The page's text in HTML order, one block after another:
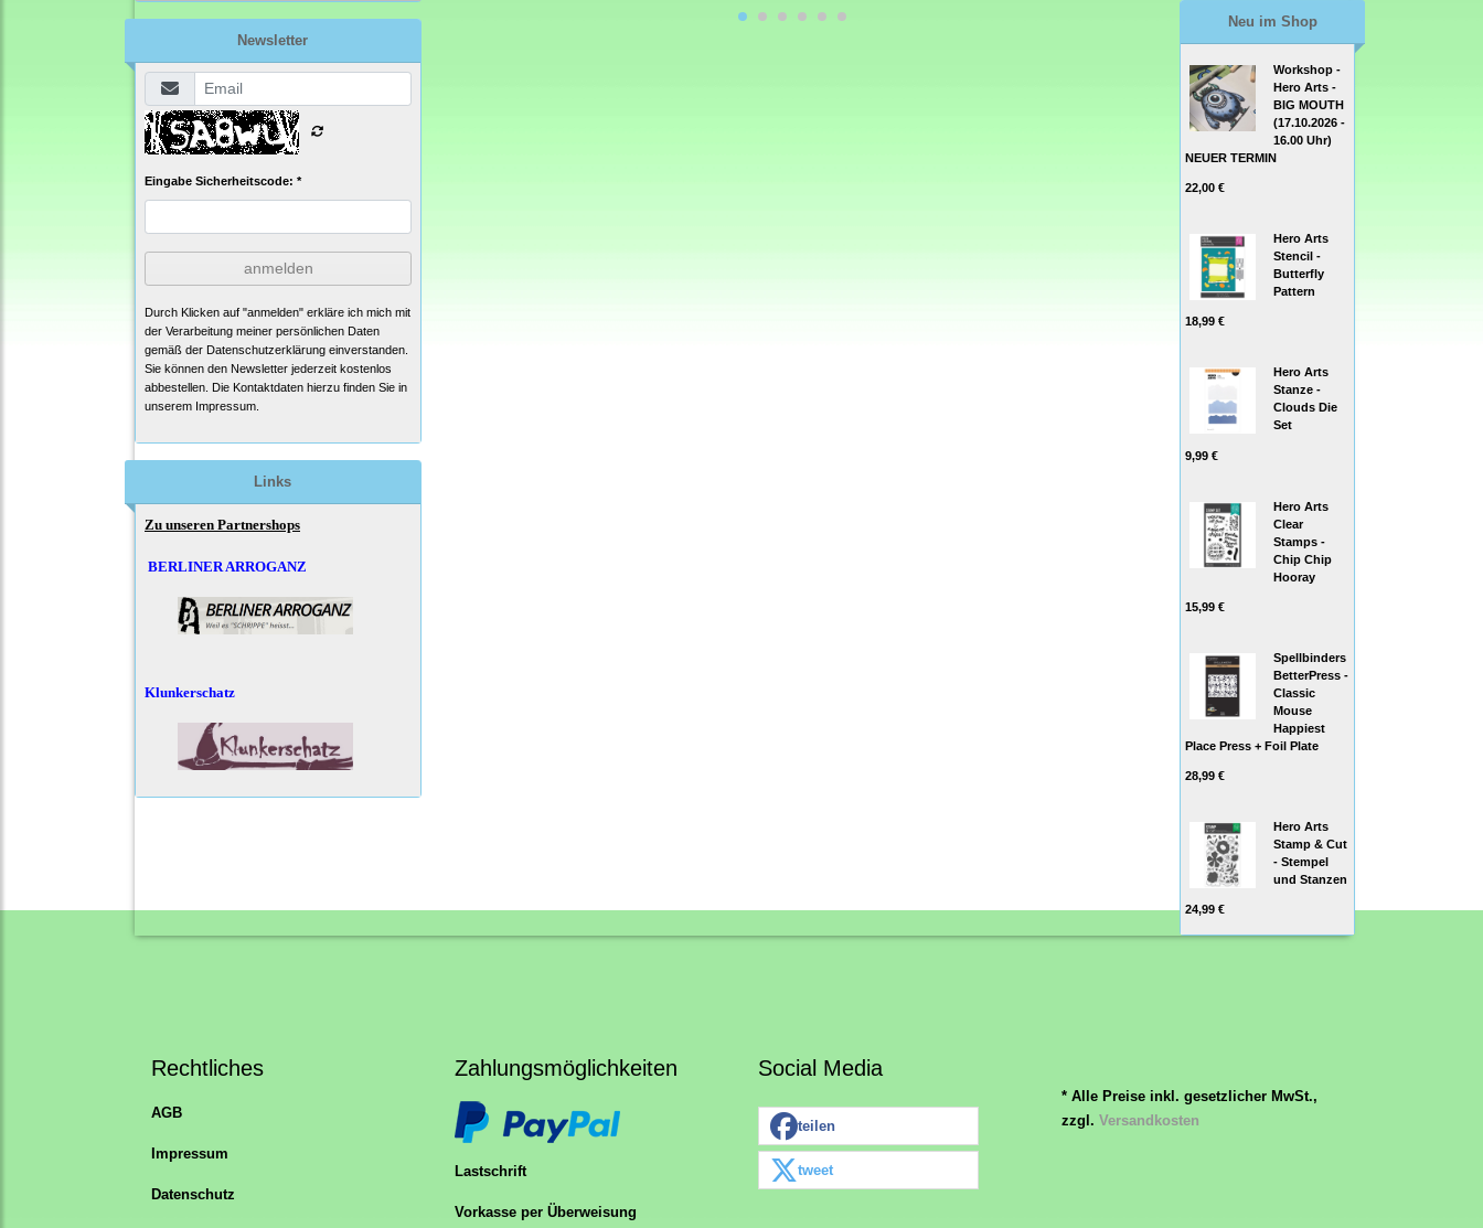
Newsletter
Eingabe Sicherheitscode: *
anmelden
Durch Klicken auf "anmelden" erkläre ich mich mit
der Verarbeitung meiner persönlichen Daten
gemäß der Datenschutzerklärung einverstanden.
Sie können den Newsletter jederzeit kostenlos
abbestellen. Die Kontaktdaten hierzu finden Sie in
unserem Impressum.
Links
Zu unseren Partnershops
BERLINER ARROGANZ
Klunkerschatz
Neu im Shop
Workshop -
Hero Arts -
BIG MOUTH
(17.10.2026 -
16.00 Uhr)
NEUER TERMIN
22,00 €
Hero Arts
Stencil -
Butterfly
Pattern
18,99 €
Hero Arts
Stanze -
Clouds Die
Set
9,99 €
Hero Arts
Clear
Stamps -
Chip Chip
Hooray
15,99 €
Spellbinders
BetterPress -
Classic
Mouse
Happiest
Place Press + Foil Plate
28,99 €
Hero Arts
Stamp & Cut
- Stempel
und Stanzen
24,99 €
Rechtliches
AGB
Impressum
Datenschutz
Zahlungsmöglichkeiten
Lastschrift
Vorkasse per Überweisung
Social Media
teilen
tweet
* Alle Preise inkl. gesetzlicher MwSt.,
zzgl. Versandkosten